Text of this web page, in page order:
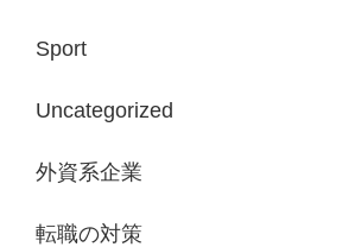
Sport
Uncategorized
外資系企業
転職の対策